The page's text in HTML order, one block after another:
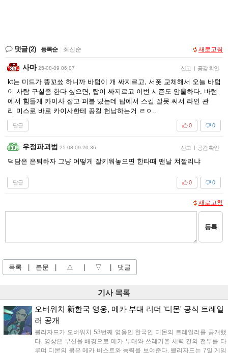
댓글(2) 등록순 최신순 새로고침
사마 25-08-09 06:07 신고 | 공감 확인
kt는 미드가 똥꼬쑈 하니까 바텀이 개 싸지르고, 서폿 교체해서 오늘 바텀
이 사람 구실좀 한다 싶으면, 탑이 싸지르고 이번 시즌도 암울하다. 바텀
에서 힘들게 카이사 잡고 퍼블 땄는데 탑에서 스킬 잘못 써서 라인 관
리 미스로 바로 카이사한테 꽁킬 헌납하는거 ㄹㅇ..
답글 0
0
우정파괴범 25-08-09 20:36 신고 | 공감 확인
덕담은 은퇴하자 그냥 어떻게 잘키워놓으면 한타때 맨날 쳐짤리냐
답글 0
0
새로고침
등록
목록 본문 △ ▽ 댓글
기사 목록
오버워치 新한국 영웅, 메카 부대 리더 '디몬' 공식 트레일
러 공개
블리자드가 오버워치 53번째 영웅인 한국인 디몬의 트레일러를 공개했
다. 영상은 부산을 배경으로 메카 부대와 쓰레기촌 세력 간의 전투를 다
루며 디몬의 붉은 메카 비스트와 능력을 보여준다. 블리자드는 7일 게임